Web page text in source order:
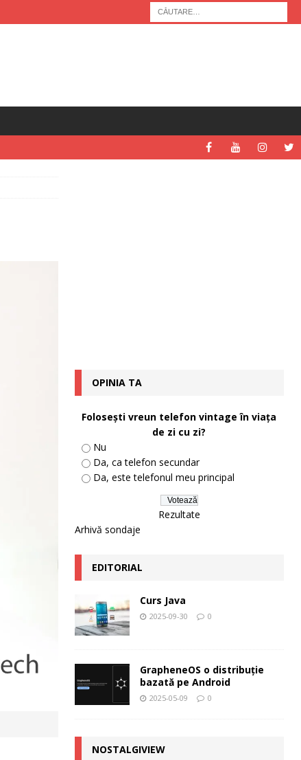
OPINIA TA
Foloseşti vreun telefon vintage în viaţa
de zi cu zi?
Nu
Da, ca telefon secundar
Da, este telefonul meu principal
Rezultate
Arhivă sondaje
EDITORIAL
Curs Java
2025-09-30 0
GrapheneOS o distribuție
bazată pe Android
2025-05-09 0
NOSTALGIVIEW